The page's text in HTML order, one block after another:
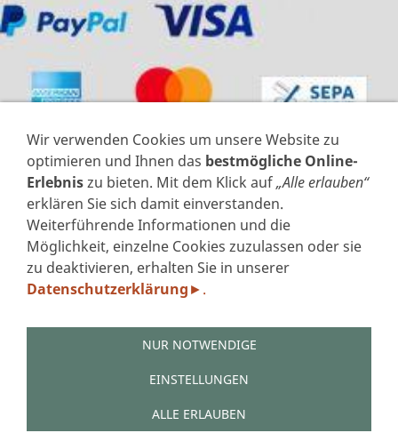
VERTRAG WIDERRUFEN
IMPRESSUM
DATENSCHUTZERKLÄRUNG GEM. DSGVO
WIDERRUFSFORMULAR
Wir verwenden Cookies um unsere Website zu
optimieren und Ihnen das bestmögliche Online-
Erlebniszu bieten. Mit dem Klick auf„Alle erlauben“
erklären Sie sich damit einverstanden.
Weiterführende Informationen und die
Möglichkeit, einzelne Cookies zuzulassen oder sie
zu deaktivieren, erhalten Sie in unserer
Datenschutzerklärung ► .
NUR NOTWENDIGE
EINSTELLUNGEN
ALLE ERLAUBEN